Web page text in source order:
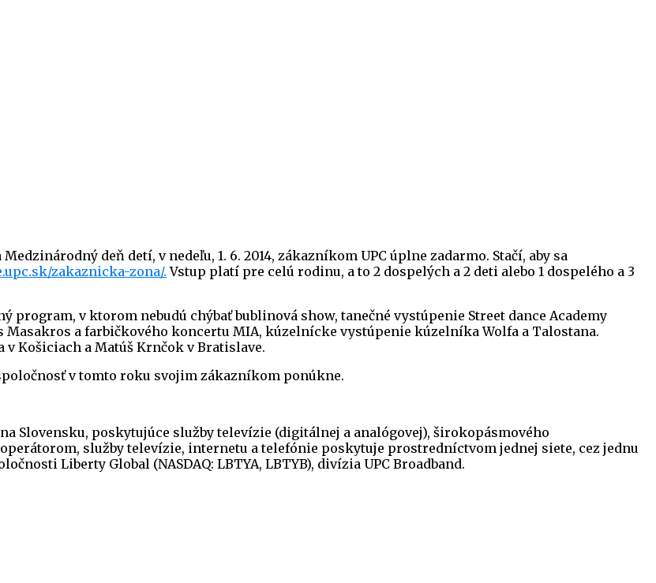
deň detí, v nedeľu, 1. 6. 2014, zákazníkom UPC úplne zadarmo. Stačí, aby sa
zakaznicka-zona/. Vstup platí pre celú rodinu, a to 2 dospelých a 2 deti alebo 1 dospelého a 3
program, v ktorom nebudú chýbať bublinová show, tanečné vystúpenie Street dance Academy
a farbičkového koncertu MIA, kúzelnícke vystúpenie kúzelníka Wolfa a Talostana.
v Košiciach a Matúš Krnčok v Bratislave.
v tomto roku svojim zákazníkom ponúkne.
Slovensku, poskytujúce služby televízie (digitálnej a analógovej), širokopásmového
služby televízie, internetu a telefónie poskytuje prostredníctvom jednej siete, cez jednu
Liberty Global (NASDAQ: LBTYA, LBTYB), divízia UPC Broadband.